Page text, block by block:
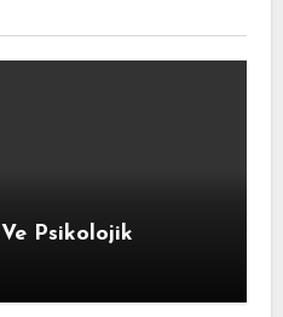
Psikolojik